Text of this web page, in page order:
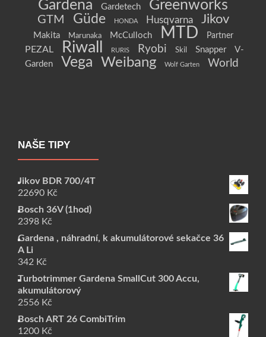
Gardena Gardetech Greenworks
GTM Güde HONDA Husqvarna Jikov
Makita Marunaka McCulloch MTD Partner
PEZAL Riwall RURIS Ryobi Skil Snapper
V-
Garden
Vega Weibang Wolf Garten World
NAŠE TIPY
Jikov BDR 700/4T
22690 Kč
Bosch 36V (1hod)
2398 Kč
Gardena , náhradní, k akumulátorové sekačce 36
A Li
342 Kč
Turbotrimmer Gardena SmallCut 300 Accu,
akumulátorový
2556 Kč
Bosch ART 26 CombiTrim
1200 Kč